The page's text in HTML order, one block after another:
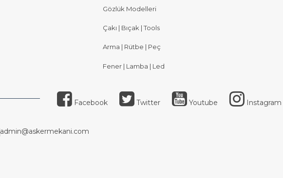
Gözlük Modelleri
Çakı | Bıçak | Tools
Arma | Rütbe | Peç
Fener | Lamba | Led
Facebook Twitter Youtube Instagram
admin@askermekani.com